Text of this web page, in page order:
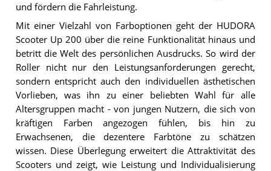
und fördern die Fahrleistung.
Mit einer Vielzahl von Farboptionen geht der HUDORA
Scooter Up 200 über die reine Funktionalität hinaus und
betritt die Welt des persönlichen Ausdrucks. So wird der
Roller nicht nur den Leistungsanforderungen gerecht,
sondern entspricht auch den individuellen ästhetischen
Vorlieben, was ihn zu einer beliebten Wahl für alle
Altersgruppen macht - von jungen Nutzern, die sich von
kräftigen Farben angezogen fühlen, bis hin zu
Erwachsenen, die dezentere Farbtöne zu schätzen
wissen. Diese Überlegung erweitert die Attraktivität des
Scooters und zeigt, wie Leistung und Individualisierung